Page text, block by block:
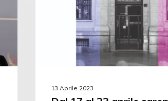
13 Aprile 2023